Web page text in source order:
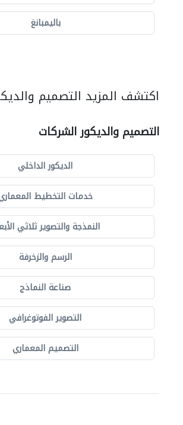
باليمبانغ
اكتشف المزيد التصميم
التصميم والديكور الشركات
الديكور الداخلي
خدمات التخطيط
النمذجة والتصوير ثلاثي
الرسم والزخرفة
صناعة النماذج
التصوير الفوتوغرافي
التصميم المعماري